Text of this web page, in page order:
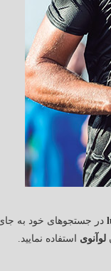
در جستجوهای خود به
لوآنوی استفاده نمایید.